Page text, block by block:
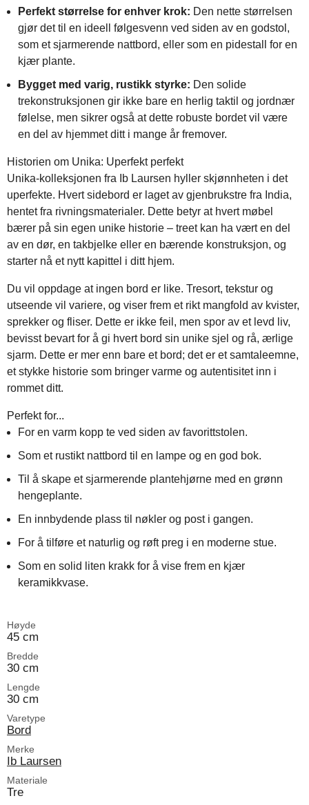
Perfekt størrelse for enhver krok: Den nette størrelsen
gjør det til en ideell følgesvenn ved siden av en godstol,
som et sjarmerende nattbord, eller som en pidestall for en
kjær plante.
Bygget med varig, rustikk styrke: Den solide
trekonstruksjonen gir ikke bare en herlig taktil og jordnær
følelse, men sikrer også at dette robuste bordet vil være
en del av hjemmet ditt i mange år fremover.
Historien om Unika: Uperfekt perfekt
Unika-kolleksjonen fra Ib Laursen hyller skjønnheten i det
uperfekte. Hvert sidebord er laget av gjenbrukstre fra India,
hentet fra rivningsmaterialer. Dette betyr at hvert møbel
bærer på sin egen unike historie – treet kan ha vært en del
av en dør, en takbjelke eller en bærende konstruksjon, og
starter nå et nytt kapittel i ditt hjem.
Du vil oppdage at ingen bord er like. Tresort, tekstur og
utseende vil variere, og viser frem et rikt mangfold av kvister,
sprekker og fliser. Dette er ikke feil, men spor av et levd liv,
bevisst bevart for å gi hvert bord sin unike sjel og rå, ærlige
sjarm. Dette er mer enn bare et bord; det er et samtaleemne,
et stykke historie som bringer varme og autentisitet inn i
rommet ditt.
Perfekt for...
For en varm kopp te ved siden av favorittstolen.
Som et rustikt nattbord til en lampe og en god bok.
Til å skape et sjarmerende plantehjørne med en grønn
hengeplante.
En innbydende plass til nøkler og post i gangen.
For å tilføre et naturlig og røft preg i en moderne stue.
Som en solid liten krakk for å vise frem en kjær
keramikkvase.
Høyde
45 cm
Bredde
30 cm
Lengde
30 cm
Varetype
Bord
Merke
Ib Laursen
Materiale
Tre